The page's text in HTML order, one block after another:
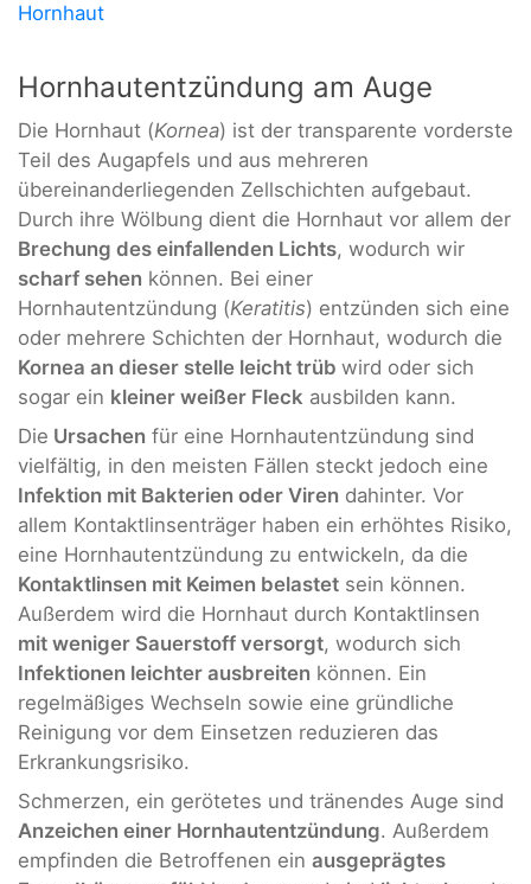
Hornhaut
Hornhautentzündung am Auge
Die Hornhaut (Kornea) ist der transparente vorderste
Teil des Augapfels und aus mehreren
übereinanderliegenden Zellschichten aufgebaut.
Durch ihre Wölbung dient die Hornhaut vor allem der
Brechung des einfallenden Lichts, wodurch wir
scharf sehen können. Bei einer
Hornhautentzündung (Keratitis) entzünden sich eine
oder mehrere Schichten der Hornhaut, wodurch die
Kornea an dieser stelle leicht trüb wird oder sich
sogar ein kleiner weißer Fleck ausbilden kann.
Die Ursachen für eine Hornhautentzündung sind
vielfältig, in den meisten Fällen steckt jedoch eine
Infektion mit Bakterien oder Viren dahinter. Vor
allem Kontaktlinsenträger haben ein erhöhtes Risiko,
eine Hornhautentzündung zu entwickeln, da die
Kontaktlinsen mit Keimen belastet sein können.
Außerdem wird die Hornhaut durch Kontaktlinsen
mit weniger Sauerstoff versorgt, wodurch sich
Infektionen leichter ausbreiten können. Ein
regelmäßiges Wechseln sowie eine gründliche
Reinigung vor dem Einsetzen reduzieren das
Erkrankungsrisiko.
Schmerzen, ein gerötetes und tränendes Auge sind
Anzeichen einer Hornhautentzündung. Außerdem
empfinden die Betroffenen ein ausgeprägtes